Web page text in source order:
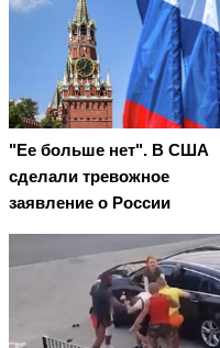
"Ее больше нет". В США
сделали тревожное
заявление о России